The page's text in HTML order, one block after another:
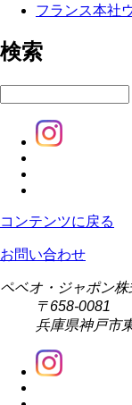
フランス本社
検索
コンテンツに戻る
お問い合わせ
ペベオ・ジャポン株
〒658-0081
兵庫県神戸市